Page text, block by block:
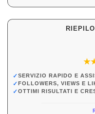
★
✓SERVIZIO RAPIDO E
✓FOLLOWERS, VIEWS E
✓OTTIMI RISULTATI E